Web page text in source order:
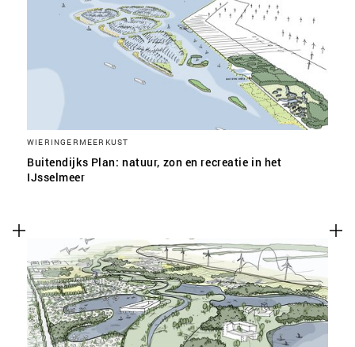
WIERINGERMEERKUST
Buitendijks Plan: natuur, zon en recreatie in het
IJsselmeer
SLA VOORKEUREN OP